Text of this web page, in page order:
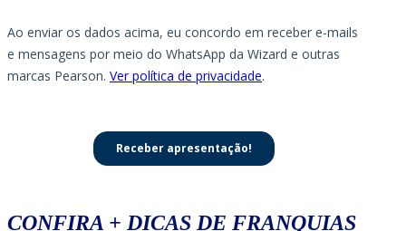
CONFIRA + DICAS DE FRANQUIAS